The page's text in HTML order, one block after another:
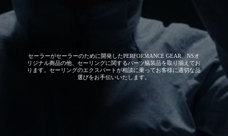
セーラーがセーラーのために開発したPERFORMANCE GEAR、NSオ
リジナル商品の他、セーリングに関するパーツ艤装品を取り揃えてお
ります。セーリングのエクスパートが相談に乗ってお客様に適切な品
選びをお手伝いいたします。